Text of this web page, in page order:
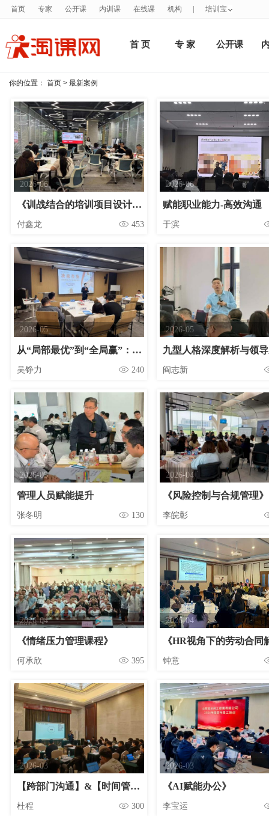
首 页 专 家 公开课
你的位置： 首页 > 最新案例
2026-06
《训战结合的培训项目设计与管理》
付鑫龙 453
2026-06
赋能职业能力-高效沟通
于滨
2026-05
从“局部最优”到“全局赢”：长三角地区管理沙盘老师吴铮力用企业经营管理沙盘《决战市场》助力浙达能源跨部门协作
吴铮力 240
2026-05
九型人格深度解析与领
阎志新
2026-05
管理人员赋能提升
张冬明 130
2026-04
《风险控制与合规管理》
李皖彰
2026-04
《情绪压力管理课程》
何承欣 395
2026-04
钟意
2026-03
【跨部门沟通】&【时间管理】
杜程 300
2026-03
《AI赋能办公》
李宝运
首页 专家 公开课 内训课 在线课 机构 培训宝